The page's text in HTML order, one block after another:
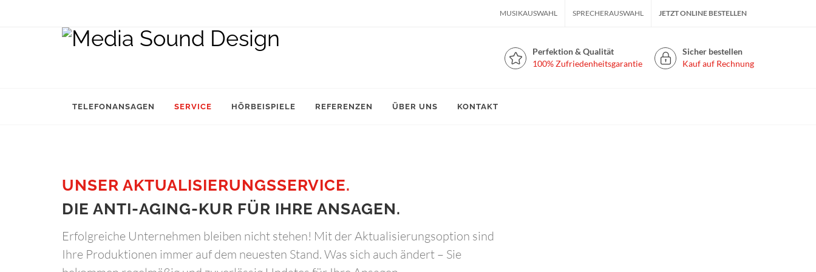
MUSIKAUSWAHL SPRECHERAUSWAHL JETZT ONLINE BESTELLEN
Perfektion & Qualität
100% Zufriedenheitsgarantie
Sicher bestellen
Kauf auf Rechnung
TELEFONANSAGEN SERVICE HÖRBEISPIELE REFERENZEN ÜBER UNS KONTAKT
UNSER AKTUALISIERUNGSSERVICE.
DIE ANTI-AGING-KUR FÜR IHRE ANSAGEN.
Erfolgreiche Unternehmen bleiben nicht stehen! Mit der Aktualisierungsoption sind
Ihre Produktionen immer auf dem neuesten Stand. Was sich auch ändert – Sie